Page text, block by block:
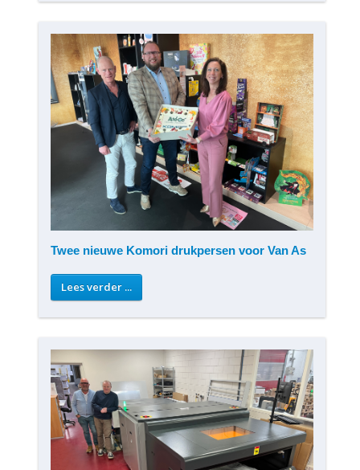
Twee nieuwe Komori drukpersen voor Van As
Lees verder ...